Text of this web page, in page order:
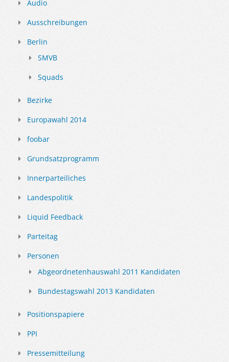
Audio
Ausschreibungen
Berlin
SMVB
Squads
Bezirke
Europawahl 2014
foobar
Grundsatzprogramm
Innerparteiliches
Landespolitik
Liquid Feedback
Parteitag
Personen
Abgeordnetenhauswahl 2011 Kandidaten
Bundestagswahl 2013 Kandidaten
Positionspapiere
PPI
Pressemitteilung